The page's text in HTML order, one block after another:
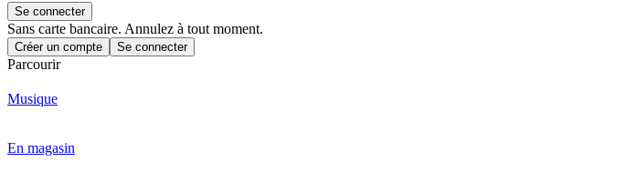
Se connecter
Sans carte bancaire. Annulez à tout moment.
Créer un compte Se connecter
Parcourir
Musique
En magasin